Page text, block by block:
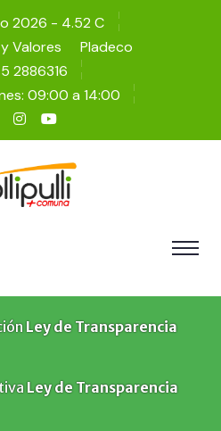
2026 - 4.52 C
Valores
Pladeco
2886316
09:00 a 14:00
Ley de Transparencia
Ley de Transparencia